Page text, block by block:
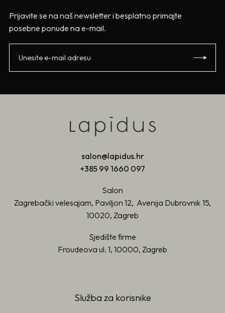
Prijavite se na naš newsletter i besplatno primajte
posebne ponude na e-mail.
salon@lapidus.hr
+385 99 1660 097
Salon
Zagrebački velesajam, Paviljon 12, Avenija Dubrovnik 15,
10020, Zagreb
Sjedište firme
Froudeova ul. 1, 10000, Zagreb
Služba za korisnike